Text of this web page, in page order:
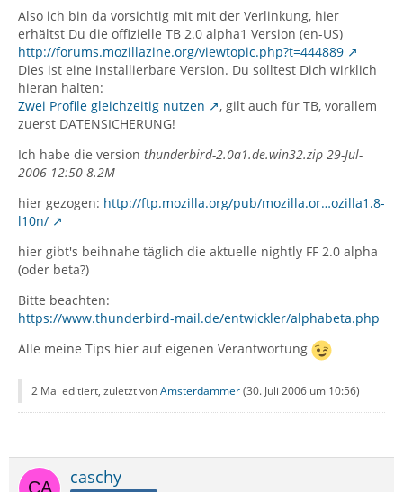
Also ich bin da vorsichtig mit mit der Verlinkung, hier
erhältst Du die offizielle TB 2.0 alpha1 Version (en-US)
http://forums.mozillazine.org/viewtopic.php?t=444889
Dies ist eine installierbare Version. Du solltest Dich wirklich
hieran halten:
Zwei Profile gleichzeitig nutzen
, gilt auch für TB, vorallem
zuerst DATENSICHERUNG!
Ich habe die version thunderbird-2.0a1.de.win32.zip 29-Jul-
2006 12:50 8.2M
hier gezogen: http://ftp.mozilla.org/pub/mozilla.or…ozilla1.8-
l10n/
hier gibt's beihnahe täglich die aktuelle nightly FF 2.0 alpha
(oder beta?)
Bitte beachten:
https://www.thunderbird-mail.de/entwickler/alphabeta.php
Alle meine Tips hier auf eigenen Verantwortung
2 Mal editiert, zuletzt vonAmsterdammer(30. Juli 2006 um 10:56)
caschy